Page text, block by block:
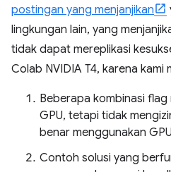
postingan yang menjanjikan
lingkungan lain, yang
tidak dapat mereplikasi
Colab NVIDIA T4, karena kami
Beberapa kombinasi
GPU, tetapi tidak
benar menggunakan
Contoh solusi yang